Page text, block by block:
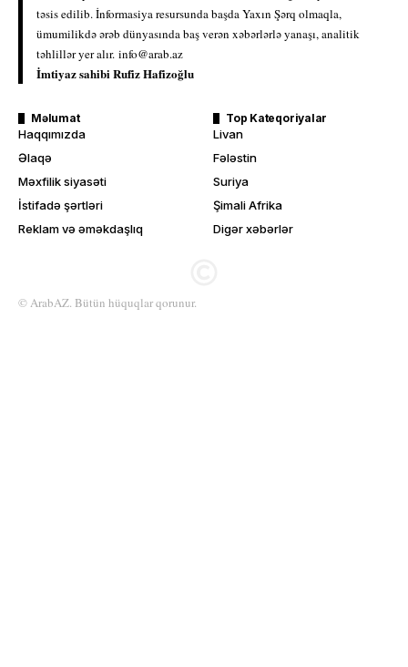
təsis edilib. İnformasiya resursunda başda Yaxın Şərq olmaqla,
ümumilikdə ərəb dünyasında baş verən xəbərlərlə yanaşı, analitik
təhlillər yer alır. info@arab.az
İmtiyaz sahibi Rufiz Hafizoğlu
Məlumat
Haqqımızda
Əlaqə
Məxfilik siyasəti
İstifadə şərtləri
Reklam və əməkdaşlıq
Top Kateqoriyalar
Livan
Fələstin
Suriya
Şimali Afrika
Digər xəbərlər
© ArabAZ. Bütün hüquqlar qorunur.